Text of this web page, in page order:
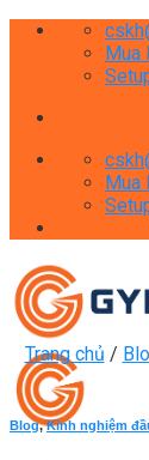
Skip
Mua
Mua
Trang chủ /
Blog,Kinh nghiệm